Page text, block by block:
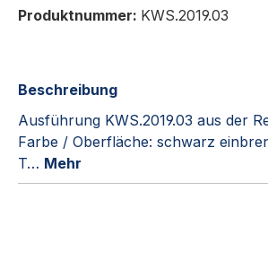
Produktnummer: KWS.2019.03
Beschreibung
Ausführung KWS.2019.03 aus der
Farbe / Oberfläche: schwarz
T… Mehr